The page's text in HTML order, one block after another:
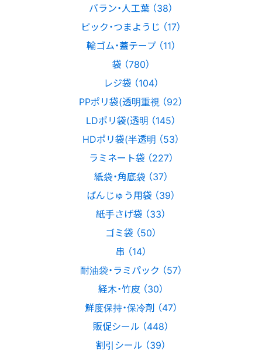
バラン・人工葉 （38）
ピック・つまようじ （17）
輪ゴム・蓋テープ （11）
袋 （780）
レジ袋 （104）
PPポリ袋(透明重視 （92）
LDポリ袋(透明 （145）
HDポリ袋(半透明 （53）
ラミネート袋 （227）
紙袋・角底袋 （37）
ばんじゅう用袋 （39）
紙手さげ袋 （33）
ゴミ袋 （50）
串 （14）
耐油袋・ラミパック （57）
経木・竹皮 （30）
鮮度保持・保冷剤 （47）
販促シール （448）
割引シール （39）